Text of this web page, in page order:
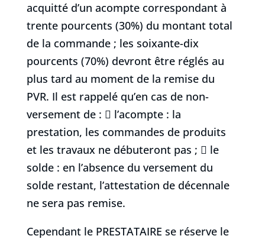
acquitté d’un acompte correspondant à
trente pourcents (30%) du montant total
de la commande ; les soixante-dix
pourcents (70%) devront être réglés au
plus tard au moment de la remise du
PVR. Il est rappelé qu’en cas de non-
versement de :  l’acompte : la
prestation, les commandes de produits
et les travaux ne débuteront pas ;  le
solde : en l’absence du versement du
solde restant, l’attestation de décennale
ne sera pas remise.
Cependant le PRESTATAIRE se réserve le